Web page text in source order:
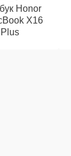
Honor
X16
Plus